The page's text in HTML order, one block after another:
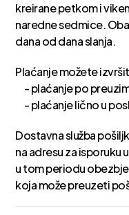
kreirane petkom i
naredne sedmice.
dana od dana slanja.
Plaćanje možete
- plaćanje po
- plaćanje lično u
Dostavna služba
na adresu za isporuku
u tom periodu
koja može preuzeti